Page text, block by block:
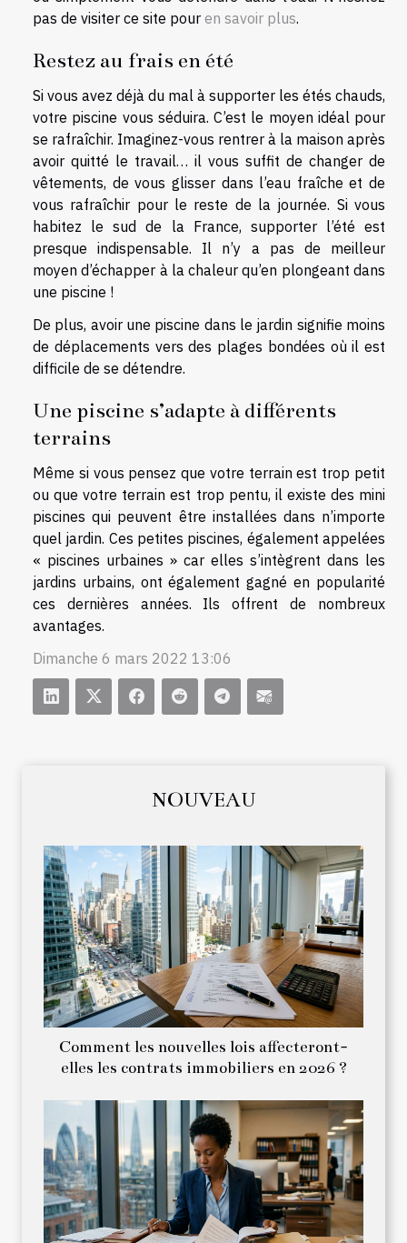
NOUVEAU
Comment les nouvelles lois affecteront-
elles les contrats immobiliers en 2026 ?
pas de visiter ce site pour en savoir plus.
Restez au frais en été
Si vous avez déjà du mal à supporter les étés chauds,
votre piscine vous séduira. C’est le moyen idéal pour
se rafraîchir. Imaginez-vous rentrer à la maison après
avoir quitté le travail… il vous suffit de changer de
vêtements, de vous glisser dans l’eau fraîche et de
vous rafraîchir pour le reste de la journée. Si vous
habitez le sud de la France, supporter l’été est
presque indispensable. Il n’y a pas de meilleur
moyen d’échapper à la chaleur qu’en plongeant dans
une piscine !
De plus, avoir une piscine dans le jardin signifie moins
de déplacements vers des plages bondées où il est
difficile de se détendre.
Une piscine s’adapte à différents
terrains
Même si vous pensez que votre terrain est trop petit
ou que votre terrain est trop pentu, il existe des mini
piscines qui peuvent être installées dans n’importe
quel jardin. Ces petites piscines, également appelées
« piscines urbaines » car elles s’intègrent dans les
jardins urbains, ont également gagné en popularité
ces dernières années. Ils offrent de nombreux
avantages.
Dimanche 6 mars 2022 13:06